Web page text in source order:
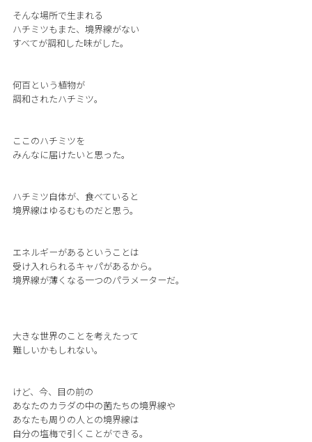
そんな場所で生まれる
ハチミツもまた、境界線がない
すべてが調和した味がした。
何百という植物が
調和されたハチミツ。
ここのハチミツを
みんなに届けたいと思った。
ハチミツ自体が、食べていると
境界線はゆるむものだと思う。
エネルギーがあるということは
受け入れられるキャパがあるから。
境界線が薄くなる一つのパラメーターだ。
大きな世界のことを考えたって
難しいかもしれない。
けど、今、目の前の
あなたのカラダの中の菌たちの境界線や
あなたも周りの人との境界線は
自分の塩梅で引くことができる。